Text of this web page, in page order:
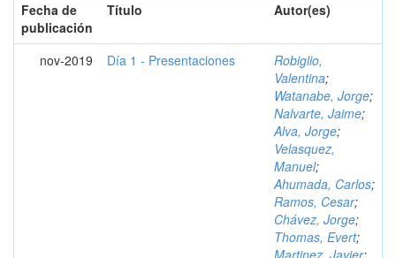
Fecha de
publicación
Título Autor(es)
nov-2019 Día 1 - Presentaciones
Robiglio,
Valentina;
Watanabe, Jorge;
Nalvarte, Jaime;
Alva, Jorge;
Velasquez,
Manuel;
Ahumada, Carlos;
Ramos, Cesar;
Chávez, Jorge;
Thomas, Evert;
Martinez, Javier;